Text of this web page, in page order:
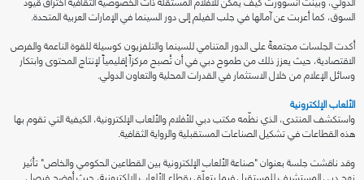
السوق، كما أعربت عن آمالها في جلب الفيلم إلى دور السينما في الإمارات العربية المتحدة.
أكدت الجلسات مجتمعةً على الدور المتنامي للسينما والتلفزيون كوسيلة للقوة الناعمة والفرص
الاقتصادية، حيث يعزز ذلك من طموح دبي في أن تُصبح مركزاً إقليمياً لإنتاج المحتوى وابتكار
وسائل الإعلام من خلال الاستثمار في القدرات المحلية والتعاون الدولي.
الألعاب الإلكترونية
واستكشف المنتدى، الذي نظّمه مكتب دبي للأفلام والألعاب الإلكترونية، الكيفية التي تقوم بها
هذه القطاعات في تشكيل الصناعات المستقبلية والرواية الثقافية.
وقد ناقشت جلسة بعنوان "صناعة الألعاب الإلكترونية بين القطاعين الحكومي والخاص" تأثير